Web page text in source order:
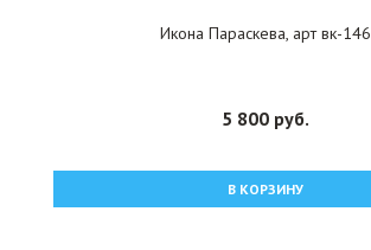
Икона Параскева, арт вк-146
5 800 руб.
В КОРЗИНУ